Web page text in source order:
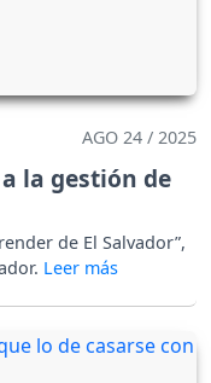
AGO 24 / 2025
la gestión de
de El Salvador”,